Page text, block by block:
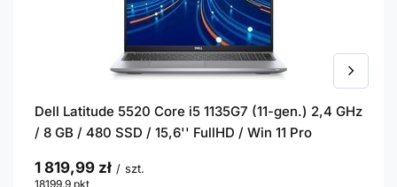
Dell Latitude 5520 Core i5 1135G7 (11-gen.) 2,4 GHz
/ 8 GB / 480 SSD / 15,6'' FullHD / Win 11 Pro
1 819,99 zł / szt.
18199.9 pkt